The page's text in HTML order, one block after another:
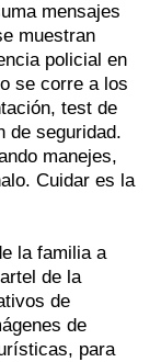
mensajes
muestran
policial en
se corre a los
test de
de seguridad.
manejes,
Cuidar es la
la familia a
de la
de
de
para